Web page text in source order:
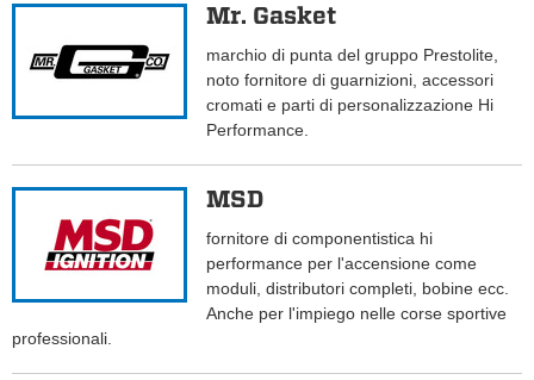
Mr. Gasket
marchio di punta del gruppo Prestolite,
noto fornitore di guarnizioni, accessori
cromati e parti di personalizzazione Hi
Performance.
MSD
fornitore di componentistica hi
performance per l'accensione come
moduli, distributori completi, bobine ecc.
Anche per l'impiego nelle corse sportive
professionali.